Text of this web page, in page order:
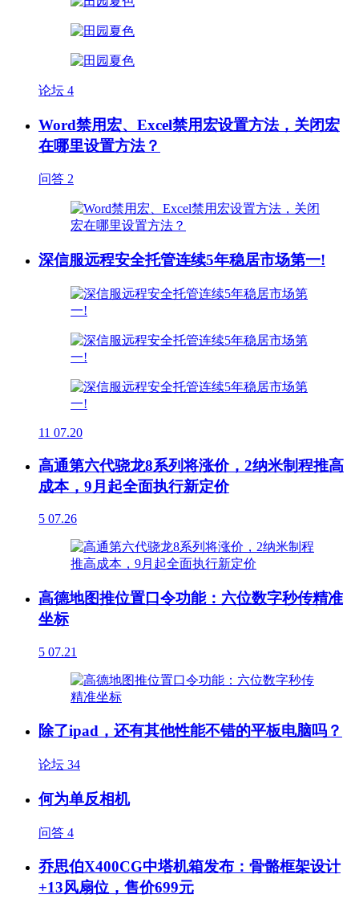
论坛 4
Word禁用宏、Excel禁用宏设置方法，关闭宏
在哪里设置方法？
问答 2
深信服远程安全托管连续5年稳居市场第一!
11 07.20
高通第六代骁龙8系列将涨价，2纳米制程推高
成本，9月起全面执行新定价
5 07.26
高德地图推位置口令功能：六位数字秒传精准
坐标
5 07.21
除了ipad，还有其他性能不错的平板电脑吗？
论坛 34
何为单反相机
问答 4
乔思伯X400CG中塔机箱发布：骨骼框架设计
+13风扇位，售价699元